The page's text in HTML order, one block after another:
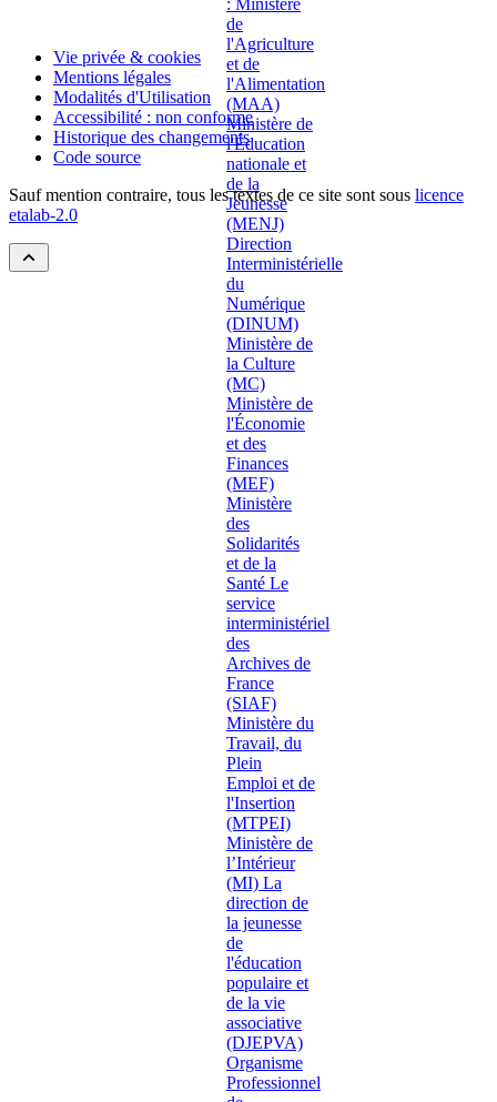
Vie privée & cookies
Mentions légales
Modalités d'Utilisation
Accessibilité : non conforme
Historique des changements
Code source
Sauf mention contraire, tous les textes de ce site sont sous licence
etalab-2.0